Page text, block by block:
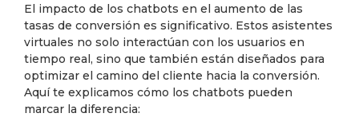
El impacto de los chatbots en el aumento de las
tasas de conversión es significativo. Estos asistentes
virtuales no solo interactúan con los usuarios en
tiempo real, sino que también están diseñados para
optimizar el camino del cliente hacia la conversión.
Aquí te explicamos cómo los chatbots pueden
marcar la diferencia: